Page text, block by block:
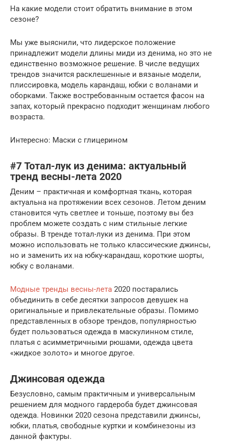
На какие модели стоит обратить внимание в этом
сезоне?
Мы уже выяснили, что лидерское положение
принадлежит модели длины миди из денима, но это не
единственно возможное решение. В числе ведущих
трендов значится расклешенные и вязаные модели,
плиссировка, модель карандаш, юбки с воланами и
оборками. Также востребованным остается фасон на
запах, который прекрасно подходит женщинам любого
возраста.
Интересно: Маски с глицерином
#7 Тотал-лук из денима: актуальный
тренд весны-лета 2020
Деним – практичная и комфортная ткань, которая
актуальна на протяжении всех сезонов. Летом деним
становится чуть светлее и тоньше, поэтому вы без
проблем можете создать с ним стильные легкие
образы. В тренде тотал-луки из денима. При этом
можно использовать не только классические джинсы,
но и заменить их на юбку-карандаш, короткие шорты,
юбку с воланами.
Модные тренды весны-лета 2020 постарались
объединить в себе десятки запросов девушек на
оригинальные и привлекательные образы. Помимо
представленных в обзоре трендов, популярностью
будет пользоваться одежда в маскулинном стиле,
платья с асимметричными рюшами, одежда цвета
«жидкое золото» и многое другое.
Джинсовая одежда
Безусловно, самым практичным и универсальным
решением для модного гардероба будет джинсовая
одежда. Новинки 2020 сезона представили джинсы,
юбки, платья, свободные куртки и комбинезоны из
данной фактуры.